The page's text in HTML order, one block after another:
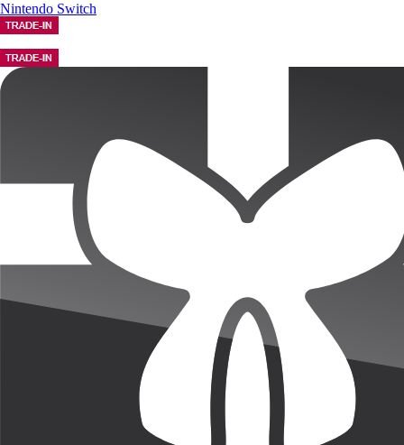
Nintendo Switch